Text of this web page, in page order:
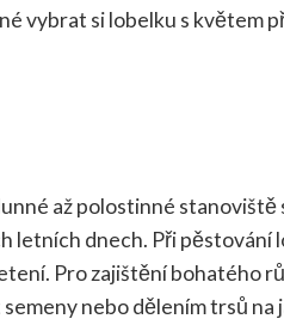
vybrat si lobelku s květem
až polostinné stanoviště
letních dnech. Při pěstování
Pro zajištění bohatého
nebo dělením trsů na